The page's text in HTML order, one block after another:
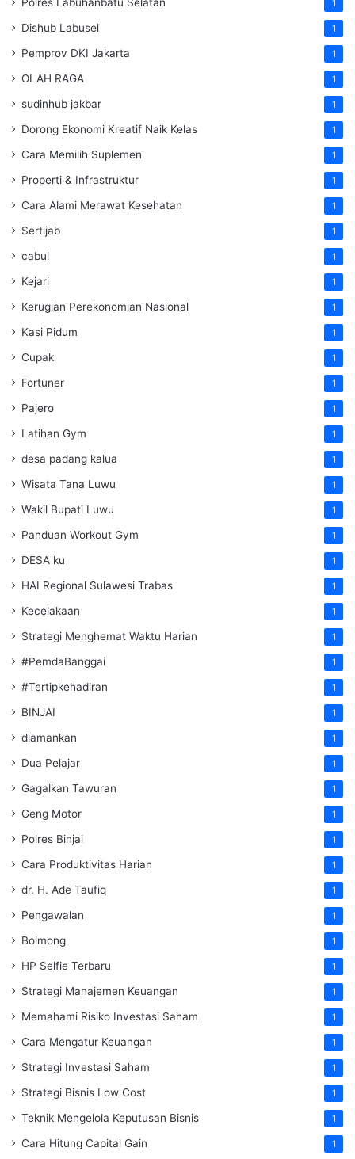
1
Dishub Labusel 1
Pemprov DKI Jakarta 1
OLAH RAGA 1
sudinhub jakbar 1
Dorong Ekonomi Kreatif Naik Kelas 1
Cara Memilih Suplemen 1
Properti & Infrastruktur 1
Cara Alami Merawat Kesehatan 1
Sertijab 1
cabul 1
Kejari 1
Kerugian Perekonomian Nasional 1
Kasi Pidum 1
Cupak 1
Fortuner 1
Pajero 1
Latihan Gym 1
desa padang kalua 1
Wisata Tana Luwu 1
Wakil Bupati Luwu 1
Panduan Workout Gym 1
DESA ku 1
HAI Regional Sulawesi Trabas 1
Kecelakaan 1
Strategi Menghemat Waktu Harian 1
#PemdaBanggai 1
#Tertipkehadiran 1
BINJAI 1
diamankan 1
Dua Pelajar 1
Gagalkan Tawuran 1
Geng Motor 1
Polres Binjai 1
Cara Produktivitas Harian 1
dr. H. Ade Taufiq 1
Pengawalan 1
Bolmong 1
HP Selfie Terbaru 1
Strategi Manajemen Keuangan 1
Memahami Risiko Investasi Saham 1
Cara Mengatur Keuangan 1
Strategi Investasi Saham 1
Strategi Bisnis Low Cost 1
Teknik Mengelola Keputusan Bisnis 1
Cara Hitung Capital Gain 1